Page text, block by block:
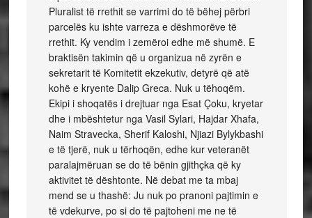
Pluralist të rrethit se varrimi do të bëhej përbri
parcelës ku ishte varreza e dëshmorëve të
rrethit. Ky vendim i zemëroi edhe më shumë. E
braktisën takimin që u organizua në zyrën e
sekretarit të Komitetit ekzekutiv, detyrë që atë
kohë e kryente Dalip Greca. Nuk u tëhoqëm.
Ekipi i shoqatës i drejtuar nga Esat Çoku, kryetar
dhe i mbështetur nga Vasil Sylari, Hajdar Xhafa,
Naim Stravecka, Sherif Kaloshi, Njiazi Bylykbashi
e të tjerë, nuk u tërhoqën, edhe kur veteranët
paralajmëruan se do të bënin gjithçka që ky
aktivitet të dështonte. Në debat me ta mbaj
mend se u thashë: Ju nuk po pranoni pajtimin e
të vdekurve, po si do të pajtoheni me ne të